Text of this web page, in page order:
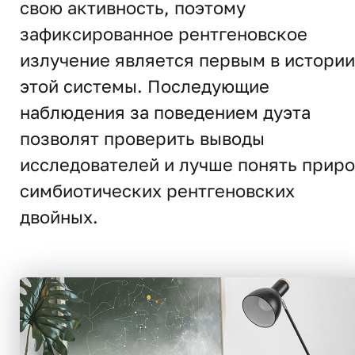
свою активность, поэтому
зафиксированное рентгеновское
излучение является первым в истории
этой системы. Последующие
наблюдения за поведением дуэта
позволят проверить выводы
исследователей и лучше понять
симбиотических рентгеновских
двойных.